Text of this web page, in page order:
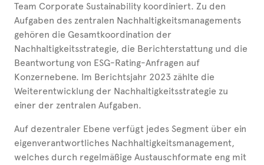
Team Corporate Sustainability koordiniert. Zu den
Aufgaben des zentralen Nachhaltigkeitsmanagements
gehören die Gesamtkoordination der
Nachhaltigkeitsstrategie, die Berichterstattung und die
Beantwortung von ESG-Rating-Anfragen auf
Konzernebene. Im Berichtsjahr 2023 zählte die
Weiterentwicklung der Nachhaltigkeitsstrategie zu
einer der zentralen Aufgaben.
Auf dezentraler Ebene verfügt jedes Segment über ein
eigenverantwortliches Nachhaltigkeitsmanagement,
welches durch regelmäßige Austauschformate eng mit